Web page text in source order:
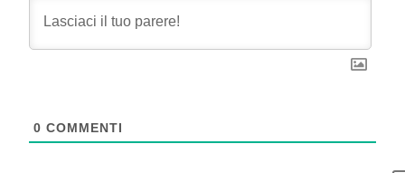
0 COMMENTI